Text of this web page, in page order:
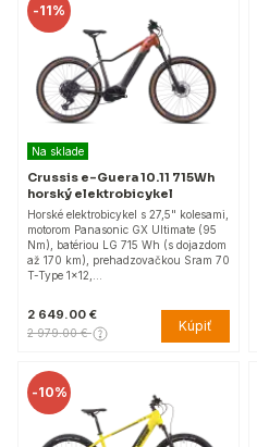
-11%
Na sklade
Crussis e-Guera 10.11 715Wh
horský elektrobicykel
Horské elektrobicykel s 27,5" kolesami,
motorom Panasonic GX Ultimate (95
Nm), batériou LG 715 Wh (s dojazdom
až 170 km), prehadzovačkou Sram 70
T-Type 1x12,…
2 649.00 €
2 979.00 € Kúpiť
-10%